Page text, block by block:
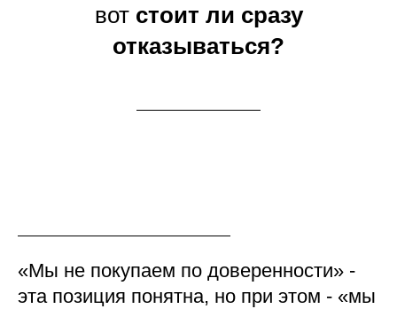
вот стоит ли сразу
отказываться?
«Мы не покупаем по доверенности» -
эта позиция понятна, но при этом - «мы